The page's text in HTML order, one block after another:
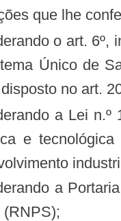
que lhe
Único de
no art.
e
(RNPS);